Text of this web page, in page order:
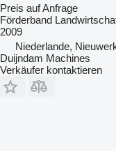
Preis auf Anfrage
Förderband
2009
Niederlande,
Duijndam Machines
Verkäufer kontaktieren